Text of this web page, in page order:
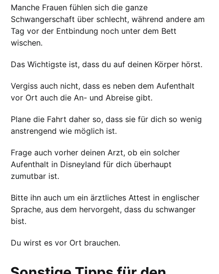
Manche Frauen fühlen sich die ganze
Schwangerschaft über schlecht, während andere am
Tag vor der Entbindung noch unter dem Bett
wischen.
Das Wichtigste ist, dass du auf deinen Körper hörst.
Vergiss auch nicht, dass es neben dem Aufenthalt
vor Ort auch die An- und Abreise gibt.
Plane die Fahrt daher so, dass sie für dich so wenig
anstrengend wie möglich ist.
Frage auch vorher deinen Arzt, ob ein solcher
Aufenthalt in Disneyland für dich überhaupt
zumutbar ist.
Bitte ihn auch um ein ärztliches Attest in englischer
Sprache, aus dem hervorgeht, dass du schwanger
bist.
Du wirst es vor Ort brauchen.